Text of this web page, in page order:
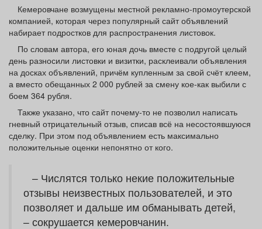
Товары Поздравления Погода
ТВ программа Я - пенсионер
Кемеровчане возмущены местной рекламно-промоутерской
компанией, которая через популярный сайт объявлений
набирает подростков для распространения листовок.
По словам автора, его юная дочь вместе с подругой целый
день разносили листовки и визитки, расклеивали объявления
на досках объявлений, причём купленным за свой счёт клеем,
а вместо обещанных 2 000 рублей за смену кое-как выбили с
боем 364 рубля.
Также указано, что сайт почему-то не позволил написать
гневный отрицательный отзыв, списав всё на несостоявшуюся
сделку. При этом под объявлением есть максимально
положительные оценки непонятно от кого.
– Числятся только некие положительные
отзывы неизвестных пользователей, и это
позволяет и дальше им обманывать детей,
– сокрушается кемеровчанин.